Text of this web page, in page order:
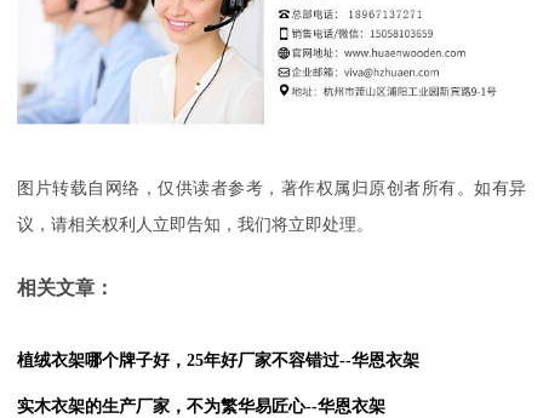
图片转载自网络，仅供读者参考，著作权属归原创者所有。如有异
议，请相关权利人立即告知，我们将立即处理。
相关文章：
植绒衣架哪个牌子好，25年好厂家不容错过--华恩衣架
实木衣架的生产厂家，不为繁华易匠心--华恩衣架